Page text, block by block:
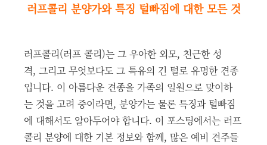
러프콜리 분양가와 특징 털빠짐에 대한 모든 것
러프콜리(러프 콜리)는 그 우아한 외모, 친근한 성
격, 그리고 무엇보다도 그 특유의 긴 털로 유명한 견종
입니다. 이 아름다운 견종을 가족의 일원으로 맞이하
는 것을 고려 중이라면, 분양가는 물론 특징과 털빠짐
에 대해서도 알아두어야 합니다. 이 포스팅에서는 러프
콜리 분양에 대한 기본 정보와 함께, 많은 예비 견주들